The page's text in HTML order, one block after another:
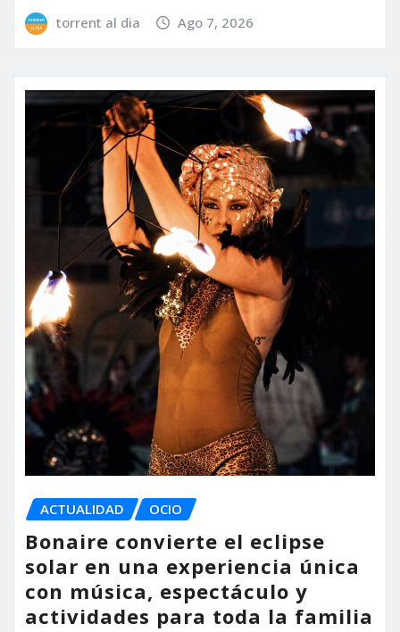
torrent al dia Ago 7, 2026
ACTUALIDAD OCIO
Bonaire convierte el eclipse
solar en una experiencia única
con música, espectáculo y
actividades para toda la familia